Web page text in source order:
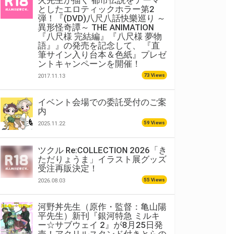
としたエロティックホラー第2
弾！『(DVD)八尺八話快樂巡り ～
異形怪奇譚～ THE ANIMATION
『八尺様 完結編』『八尺様 夢物
語』』の発売を記念して、 『直
筆サイン入り台本＆色紙』プレゼ
ントキャンペーンを開催！
2017.11.13 73 Views
イベント会場での委託受付のご案
内
2025.11.22 59 Views
ツクル Re:COLLECTION 2026「き
ただりょうま」イラスト展グッズ
受注再販決定！
2026.08.03 55 Views
河野丼先生（原作・監督：亀山陽
平先生）新刊『銀河特急 ミルキ
ー☆サブウェイ 2』が8月25日発